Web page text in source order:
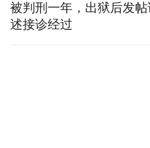
被判刑一年，出狱后发帖
述接诊经过